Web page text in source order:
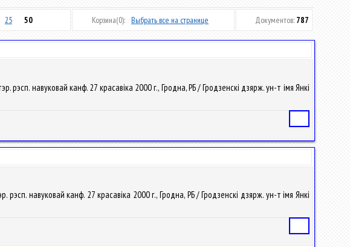
25 50 Корзина(0): Выбрать все на странице Документов: 787
навуковай канф. 27 красавіка 2000 г., Гродна, РБ / Гродзенскі дзярж. ун-т імя Янкі
навуковай канф. 27 красавіка 2000 г., Гродна, РБ / Гродзенскі дзярж. ун-т імя Янкі